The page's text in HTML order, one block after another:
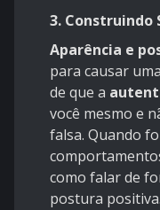
3. Construindo
Aparência e
para causar
de que a
você mesmo e
falsa. Quando
como falar de
postura positiva.